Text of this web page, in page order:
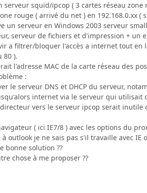
serveur squid/ipcop ( 3 cartes réseau
rouge ( arrivé du net ) en 192.168.0.xx
un serveur en Windows 2003 serveur
serveur de fichiers et d'impression + un
a filtrer/bloquer l'accès a internet tout en
80 ).
l'adresse MAC de la carte réseau des
:
le serveur DNS et DHCP du serveur,
internet via le serveur qui utilisait
vers le serveur ipcop serait
( ici IE7/8 ) avec les options du
outlook je ne sais pas s'il travaille avec
bonne solution ??
chose à me proposer ??